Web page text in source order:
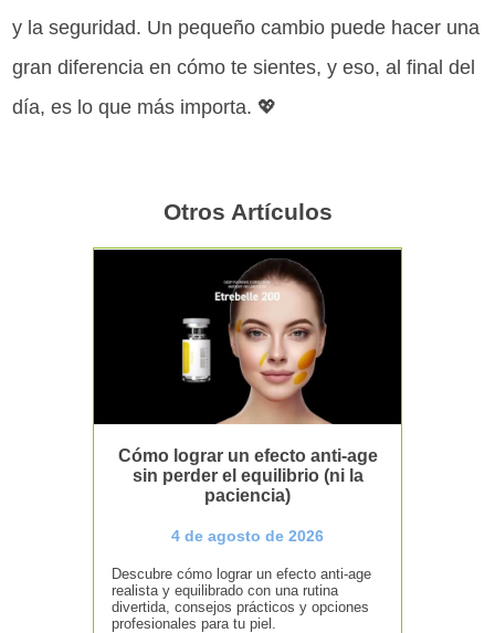
y la seguridad. Un pequeño cambio puede hacer una
gran diferencia en cómo te sientes, y eso, al final del
día, es lo que más importa. 💖
Otros Artículos
Cómo lograr un efecto anti-age
sin perder el equilibrio (ni la
paciencia)
4 de agosto de 2026
Descubre cómo lograr un efecto anti-age
realista y equilibrado con una rutina
divertida, consejos prácticos y opciones
profesionales para tu piel.